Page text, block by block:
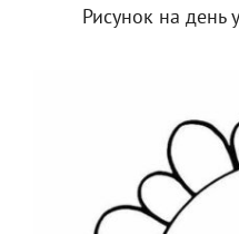
Рисунок на день